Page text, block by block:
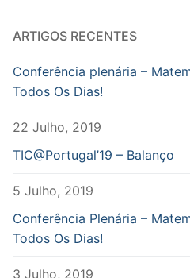
ARTIGOS RECENTES
Conferência plenária –
Todos Os Dias!
22 Julho, 2019
TIC@Portugal’19 – Balanço
5 Julho, 2019
Conferência Plenária –
Todos Os Dias!
3 Julho, 2019